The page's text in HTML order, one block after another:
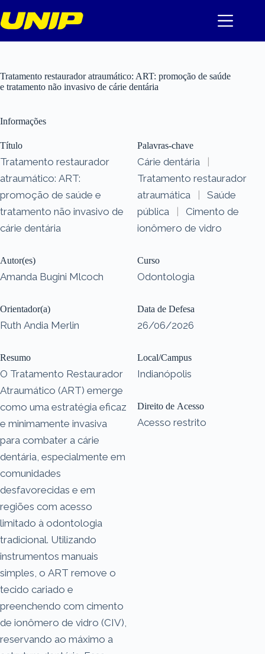
para
o
Tratamento restaurador atraumático: ART: promoção de saúde
e tratamento não invasivo de cárie dentária
Informações
Título
Tratamento restaurador
atraumático: ART:
promoção de saúde e
tratamento não invasivo de
cárie dentária
Autor(es)
Amanda Bugini Mlcoch
Orientador(a)
Ruth Andia Merlin
Resumo
O Tratamento Restaurador
Atraumático (ART) emerge
como uma estratégia eficaz
e minimamente invasiva
para combater a cárie
dentária, especialmente em
comunidades
desfavorecidas e em
regiões com acesso
limitado à odontologia
tradicional. Utilizando
instrumentos manuais
simples, o ART remove o
tecido cariado e
preenchendo com cimento
de ionômero de vidro (CIV),
reservando ao máximo a
Palavras-chave
Cárie dentária
|
Tratamento restaurador
atraumática
|
Saúde
pública
|
Cimento de
ionômero de vidro
Curso
Odontologia
Data de Defesa
26/06/2026
Local/Campus
Indianópolis
Direito de Acesso
Acesso restrito